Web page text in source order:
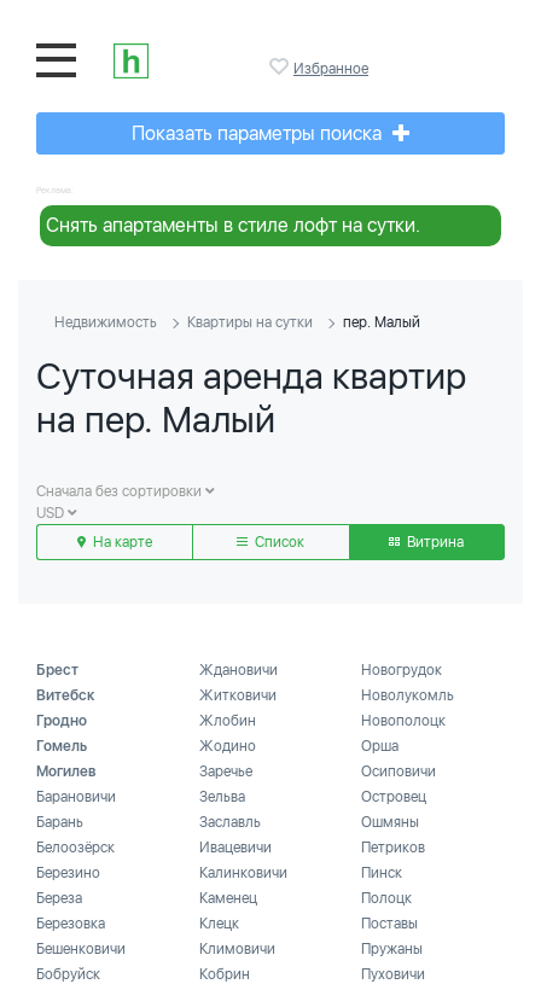
Избранное
Показать параметры поиска
Реклама:
Снять апартаменты в стиле лофт на сутки.
Недвижимость Квартиры на сутки пер. Малый
Суточная аренда квартир
на пер. Малый
Сначала без сортировки
USD
На карте
Список Витрина
Брест
Витебск
Гродно
Гомель
Могилев
Барановичи
Барань
Белоозёрск
Березино
Береза
Березовка
Бешенковичи
Бобруйск
Ждановичи
Житковичи
Жлобин
Жодино
Заречье
Зельва
Заславль
Ивацевичи
Калинковичи
Каменец
Клецк
Климовичи
Кобрин
Новогрудок
Новолукомль
Новополоцк
Орша
Осиповичи
Островец
Ошмяны
Петриков
Пинск
Полоцк
Поставы
Пружаны
Пуховичи